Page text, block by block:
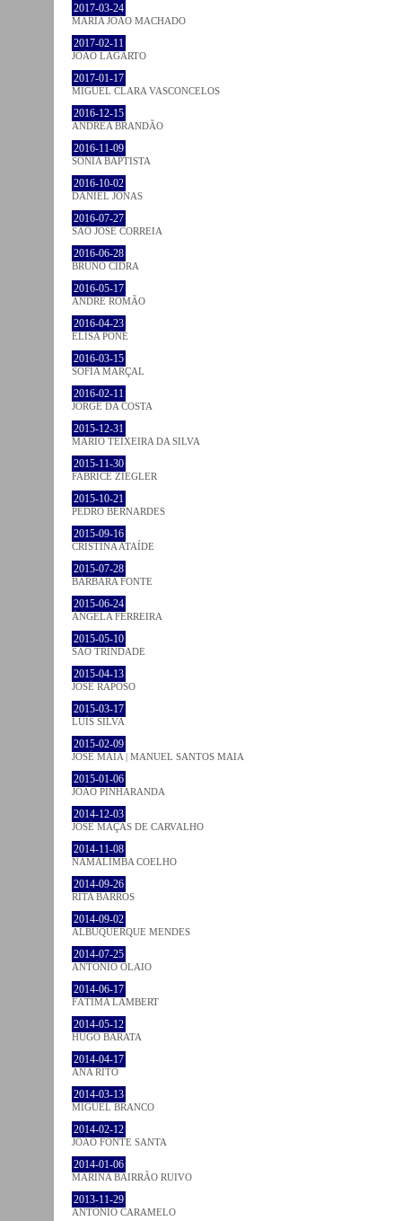
2017-03-24
MARIA JOÃO MACHADO
2017-02-11
JOÃO LAGARTO
2017-01-17
MIGUEL CLARA VASCONCELOS
2016-12-15
ANDREA BRANDÃO
2016-11-09
SÓNIA BAPTISTA
2016-10-02
DANIEL JONAS
2016-07-27
SÃO JOSÉ CORREIA
2016-06-28
BRUNO CIDRA
2016-05-17
ANDRÉ ROMÃO
2016-04-23
ELISA PÔNE
2016-03-15
SOFIA MARÇAL
2016-02-11
JORGE DA COSTA
2015-12-31
MÁRIO TEIXEIRA DA SILVA
2015-11-30
FABRICE ZIEGLER
2015-10-21
PEDRO BERNARDES
2015-09-16
CRISTINA ATAÍDE
2015-07-28
BÁRBARA FONTE
2015-06-24
ÂNGELA FERREIRA
2015-05-10
SÃO TRINDADE
2015-04-13
JOSÉ RAPOSO
2015-03-17
LUÍS SILVA
2015-02-09
JOSÉ MAIA | MANUEL SANTOS MAIA
2015-01-06
JOÃO PINHARANDA
2014-12-03
JOSÉ MAÇÃS DE CARVALHO
2014-11-08
NAMALIMBA COELHO
2014-09-26
RITA BARROS
2014-09-02
ALBUQUERQUE MENDES
2014-07-25
ANTÓNIO OLAIO
2014-06-17
FÁTIMA LAMBERT
2014-05-12
HUGO BARATA
2014-04-17
ANA RITO
2014-03-13
MIGUEL BRANCO
2014-02-12
JOÃO FONTE SANTA
2014-01-06
MARINA BAIRRÃO RUIVO
2013-11-29
ANTÓNIO CARAMELO